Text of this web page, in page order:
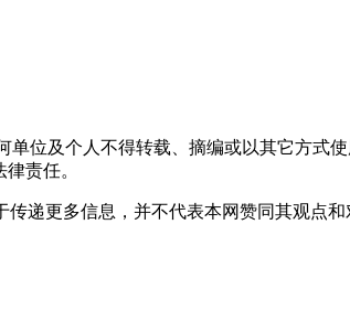
位及个人不得转载、摘编或以其它方式
责任。
递更多信息，并不代表本网赞同其观点和